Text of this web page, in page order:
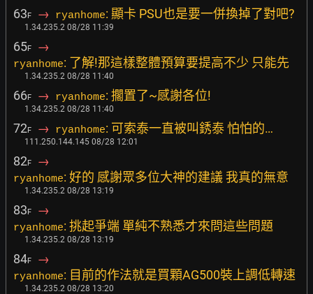
63F → ryanhome: 顯卡 PSU也是要一併換掉了對吧?
1.34.235.2 08/28 11:39
65F →
ryanhome: 了解!那這樣整體預算要提高不少 只能先
1.34.235.2 08/28 11:40
66F → ryanhome: 擱置了~感謝各位!
1.34.235.2 08/28 11:40
72F → ryanhome: 可索泰一直被叫銹泰 怕怕的…
111.250.144.145 08/28 12:01
82F →
ryanhome: 好的 感謝眾多位大神的建議 我真的無意
1.34.235.2 08/28 13:19
83F →
ryanhome: 挑起爭端 單純不熟悉才來問這些問題
1.34.235.2 08/28 13:19
84F →
ryanhome: 目前的作法就是買顆AG500裝上調低轉速
1.34.235.2 08/28 13:20